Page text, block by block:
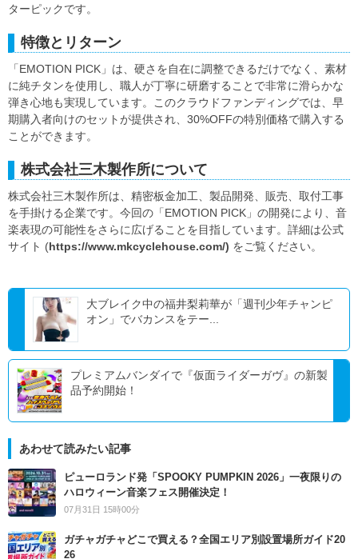
ターピックです。
特徴とリターン
「EMOTION PICK」は、硬さを自在に調整できるだけでなく、素材
に純チタンを使用し、職人が丁寧に研磨することで非常に滑らかな
弾き心地も実現しています。このクラウドファンディングでは、早
期購入者向けのセットが提供され、30%OFFの特別価格で購入する
ことができます。
株式会社三木製作所について
株式会社三木製作所は、精密板金加工、製品開発、販売、取付工事
を手掛ける企業です。今回の「EMOTION PICK」の開発により、音
楽表現の可能性をさらに広げることを目指しています。詳細は公式
サイト (https://www.mkcyclehouse.com/) をご覧ください。
大ブレイク中の福井梨莉華が「週刊少年チャンピ
オン」でバカンスをテー...
プレミアムバンダイで『仮面ライダーガヴ』の新製
品予約開始！
あわせて読みたい記事
ピューロランド発「SPOOKY PUMPKIN 2026」一夜限りの
ハロウィーン音楽フェス開催決定！
07月31日 15時00分
ガチャガチャどこで買える？全国エリア別設置場所ガイド20
26